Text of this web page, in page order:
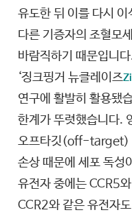
유도한 뒤 이를 다시
다른 기증자의 조혈모
바람직하기 때문입니
‘징크핑거 뉴클레이즈
연구에 활발히 활용됐
한계가 뚜렷했습니다.
오프타깃(off-target)
손상 때문에 세포 독성
유전자 중에는 CCR5
CCR2와 같은 유전자